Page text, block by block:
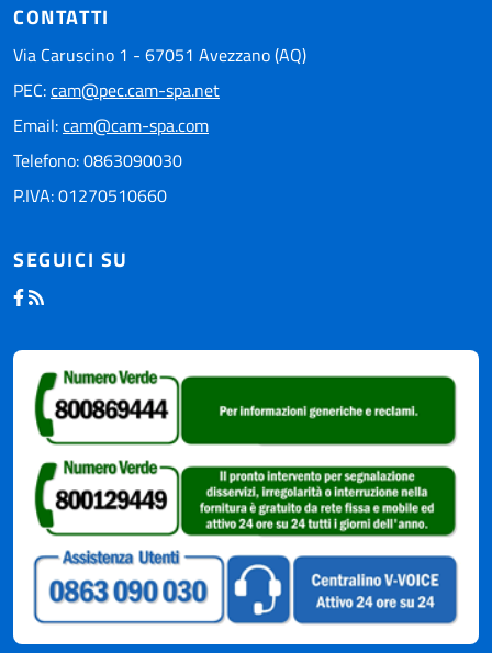
CONTATTI
Via Caruscino 1 - 67051 Avezzano (AQ)
PEC:cam@pec.cam-spa.net
Email:cam@cam-spa.com
Telefono: 0863090030
P.IVA: 01270510660
SEGUICI SU